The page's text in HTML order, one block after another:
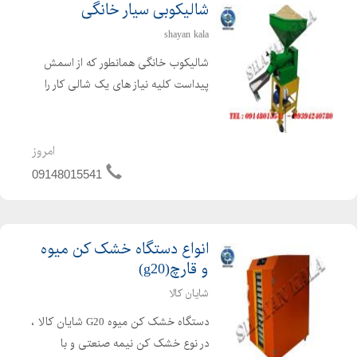
شالیکوبی سیار خانگی
shayan kala
شالیکوب خانگی همانطور که از اسمش
پیداست کلیه نیاز های یک شالی کار را
فاز انواع شلتوک های مناطق مختلف آب
امروز
09148015541
انواع دستگاه خشک کن میوه
و قارچ(g20)
شایان کالا
دستگاه خشک کن میوه G20 شایان کالا ،
در نوع خشک کن نیمه صنعتی و با